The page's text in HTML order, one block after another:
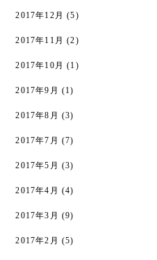
2017年12月 (5)
2017年11月 (2)
2017年10月 (1)
2017年9月 (1)
2017年8月 (3)
2017年7月 (7)
2017年5月 (3)
2017年4月 (4)
2017年3月 (9)
2017年2月 (5)